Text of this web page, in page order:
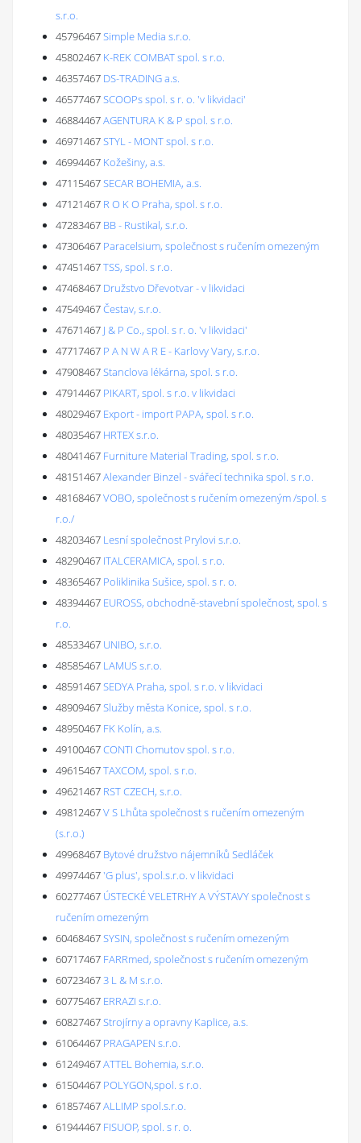
s.r.o.
45796467Simple Media s.r.o.
45802467 K-REK COMBAT spol. s r.o.
46357467 DS-TRADING a.s.
46577467SCOOPs spol. s r. o. 'v likvidaci'
46884467AGENTURA K & P spol. s r.o.
46971467STYL - MONT spol. s r.o.
46994467 Kožešiny, a.s.
47115467SECAR BOHEMIA, a.s.
47121467 R O K O Praha, spol. s r.o.
47283467 BB - Rustikal, s.r.o.
47306467 Paracelsium, společnost s ručením omezeným
47451467TSS, spol. s r.o.
47468467 Družstvo Dřevotvar - v likvidaci
47549467Čestav, s.r.o.
47671467 J & P Co., spol. s r. o. 'v likvidaci'
47717467 P A N W A R E - Karlovy Vary, s.r.o.
47908467Stanclova lékárna, spol. s r.o.
47914467 PIKART, spol. s r.o. v likvidaci
48029467 Export - import PAPA, spol. s r.o.
48035467 HRTEX s.r.o.
48041467 Furniture Material Trading, spol. s r.o.
48151467Alexander Binzel - svářecí technika spol. s r.o.
48168467VOBO, společnost s ručením omezeným /spol. s
r.o./
48203467 Lesní společnost Prylovi s.r.o.
48290467 ITALCERAMICA, spol. s r.o.
48365467 Poliklinika Sušice, spol. s r. o.
48394467 EUROSS, obchodně-stavební společnost, spol. s
r.o.
48533467 UNIBO, s.r.o.
48585467 LAMUS s.r.o.
48591467SEDYA Praha, spol. s r.o. v likvidaci
48909467Služby města Konice, spol. s r.o.
48950467 FK Kolín, a.s.
49100467CONTI Chomutov spol. s r.o.
49615467TAXCOM, spol. s r.o.
49621467 RST CZECH, s.r.o.
49812467V S Lhůta společnost s ručením omezeným
(s.r.o.)
49968467 Bytové družstvo nájemníků Sedláček
49974467'G plus', spol.s.r.o. v likvidaci
60277467 ÚSTECKÉ VELETRHY A VÝSTAVY společnost s
ručením omezeným
60468467SYSIN, společnost s ručením omezeným
60717467 FARRmed, společnost s ručením omezeným
607234673 L & M s.r.o.
60775467 ERRAZI s.r.o.
60827467Strojírny a opravny Kaplice, a.s.
61064467 PRAGAPEN s.r.o.
61249467ATTEL Bohemia, s.r.o.
61504467 POLYGON,spol. s r.o.
61857467ALLIMP spol.s.r.o.
61944467 FISUOP, spol. s r. o.